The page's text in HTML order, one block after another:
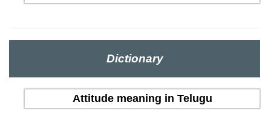
Dictionary
Attitude meaning in Telugu